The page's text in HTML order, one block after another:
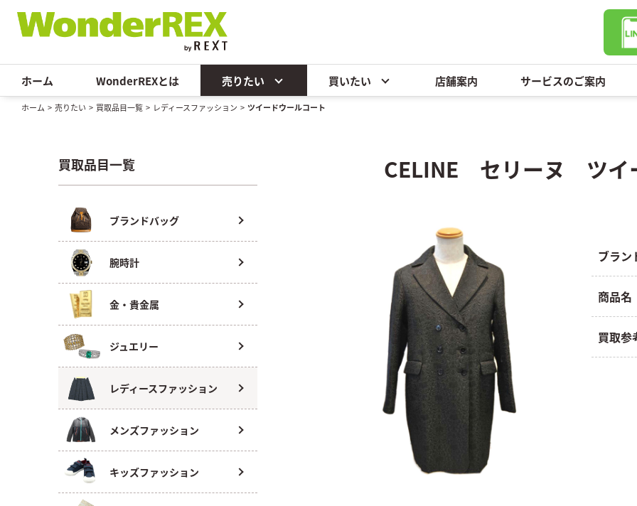
ホーム WonderREXとは 売りたい 買いたい 店舗案内 サービスのご案内
ホーム > 売りたい > 買取品目一覧 > レディースファッション > ツイードウールコート
買取品目一覧
ブランドバッグ
腕時計
金・貴金属
ジュエリー
レディースファッション
メンズファッション
キッズファッション
CELINE セリーヌ ツイ
ブラン
商品名
買取参